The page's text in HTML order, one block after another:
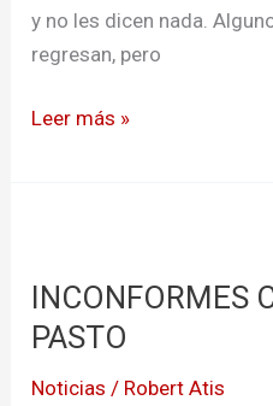
y no les dicen nada.
regresan, pero
Leer más »
INCONFORMES
PASTO
Noticias / Robert Atis
AFICHE
EN